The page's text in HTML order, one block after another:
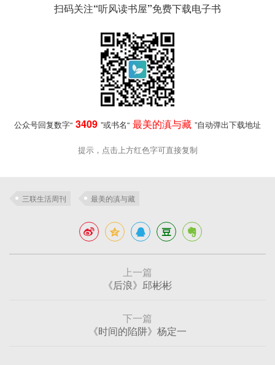
扫码关注“听风读书屋”免费下载电子书
公众号回复数字“ 3409 ”或书名“ 最美的滇与藏 ”自动弹出下载地址
提示，点击上方红色字可直接复制
三联生活周刊 最美的滇与藏
上一篇
《后浪》邱彬彬
下一篇
《时间的陷阱》杨定一